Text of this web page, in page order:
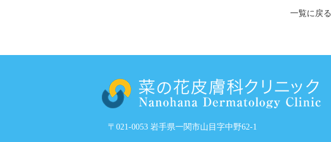
一覧に戻る
〒021-0053 岩手県一関市山目字中野62-1